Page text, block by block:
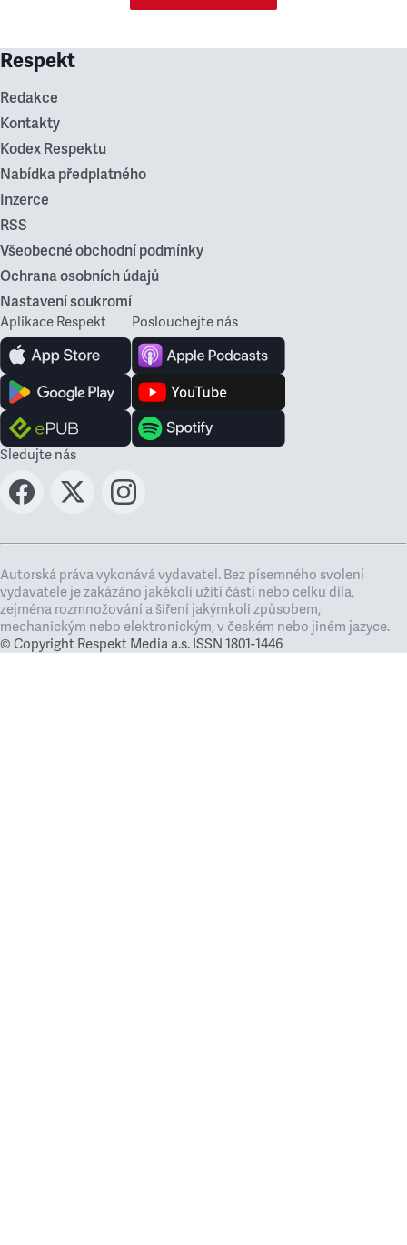
Respekt
Redakce
Kontakty
Kodex Respektu
Nabídka předplatného
Inzerce
RSS
Všeobecné obchodní podmínky
Ochrana osobních údajů
Nastavení soukromí
Aplikace Respekt Poslouchejte nás
Sledujte nás
Autorská práva vykonává vydavatel. Bez písemného svolení
vydavatele je zakázáno jakékoli užití částí nebo celku díla,
zejména rozmnožování a šíření jakýmkoli způsobem,
mechanickým nebo elektronickým, v českém nebo jiném jazyce.
© Copyright Respekt Media a.s. ISSN 1801-1446